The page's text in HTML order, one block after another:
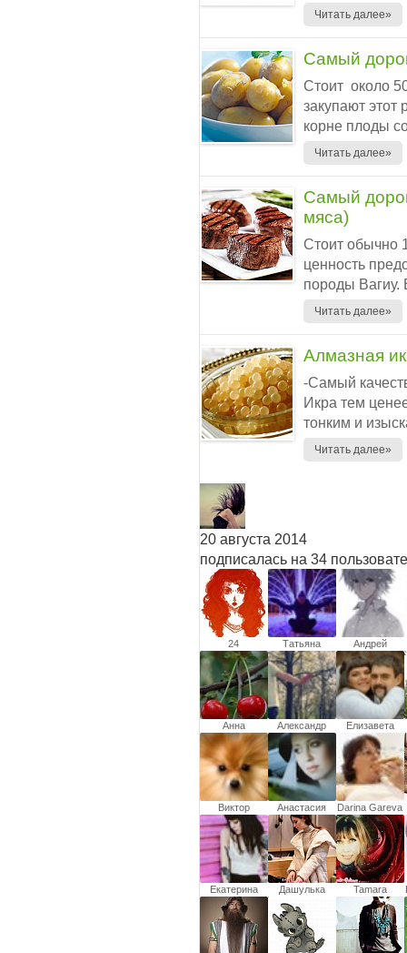
Читать далее»
Самый
Стоит около
закупают этот
корне плоды
Читать далее»
Самый
мяса)
Стоит обычно
ценность
породы Вагиу.
Читать далее»
Алмазная
-Самый
Икра тем
тонким и
Читать далее»
20 августа 2014
подписалась на 34
24
Татьяна
Скрилёва
Андрей
Милославский
Анна
Александр
Алексеев
Елизавета
Рублева
Виктор
Ямбаев
Анастасия
Шустова
Darina Gareva
Екатерина
Романова
Дашулька
Хвостюк
Tamara
Shepeleva